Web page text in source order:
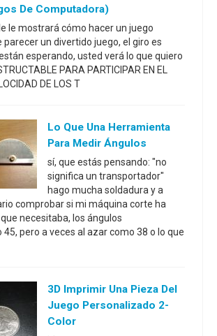
De Computadora)
le mostrará cómo hacer un juego
parecer un divertido juego, el giro es
esperando, usted verá lo que quiero
PARA PARTICIPAR EN EL
DE LOS T
Lo Que Una Herramienta
Para Medir Ángulos
sí, que estás pensando: "no
significa un transportador"
hago mucha soldadura y a
comprobar si mi máquina corte ha
necesitaba, los ángulos
pero a veces al azar como 38 o lo que
3D Imprimir Una Pieza Del
Juego Personalizado 2-
Color